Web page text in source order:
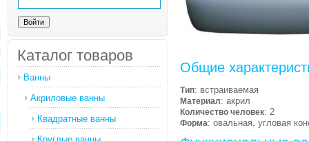
Каталог товаров
Ванны
Акриловые ванны
Квадратные ванны
Общие
Тип: встраиваемая
Материал: акрил
Количество человек: 2
Форма: овальная, угловая